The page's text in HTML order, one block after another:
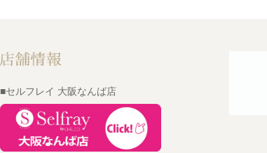
■セルフレイ 大阪なんば店